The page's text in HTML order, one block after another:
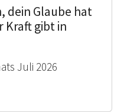
dein Glaube hat
Kraft gibt in
Juli 2026